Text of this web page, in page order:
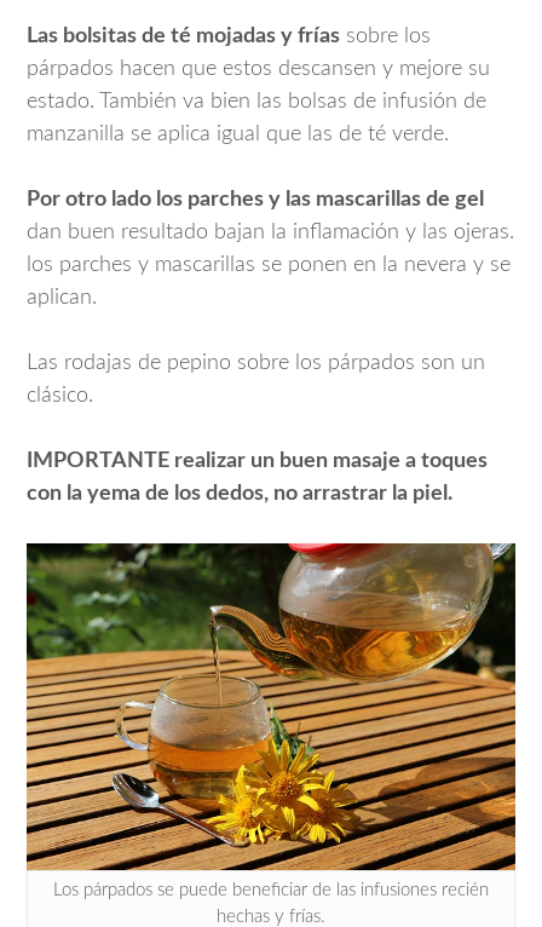
Las bolsitas de té mojadas y frías sobre los
párpados hacen que estos descansen y mejore su
estado. También va bien las bolsas de infusión de
manzanilla se aplica igual que las de té verde.
Por otro lado los parches y las mascarillas de gel
dan buen resultado bajan la inflamación y las ojeras.
los parches y mascarillas se ponen en la nevera y se
aplican.
Las rodajas de pepino sobre los párpados son un
clásico.
IMPORTANTE realizar un buen masaje a toques
con la yema de los dedos, no arrastrar la piel.
Los párpados se puede beneficiar de las infusiones recién
hechas y frías.